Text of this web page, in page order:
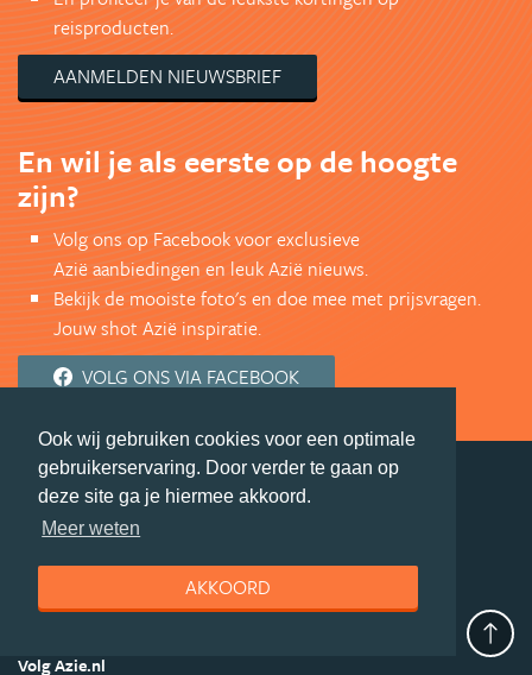
Ook wij gebruiken cookies voor een optimale
gebruikerservaring. Door verder te gaan op
deze site ga je hiermee akkoord.
Meer weten
AKKOORD
reisproducten.
AANMELDEN NIEUWSBRIEF
En wil je als eerste op de hoogte
zijn?
Volg ons op Facebook voor exclusieve
Azië aanbiedingen en leuk Azië nieuws.
Bekijk de mooiste foto's en doe mee met prijsvragen.
Jouw shot Azië inspiratie.
VOLG ONS VIA FACEBOOK
deel deze pagina
Handige Links
Algemene Voorwaarden
Copyright
Privacy statement Disclaimer
Cookies
Volg Azie.nl